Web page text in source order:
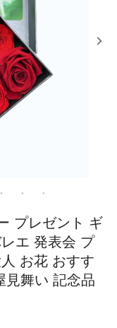
プレゼント ギ
エ 発表会 プ
お花 おすす
見舞い 記念品